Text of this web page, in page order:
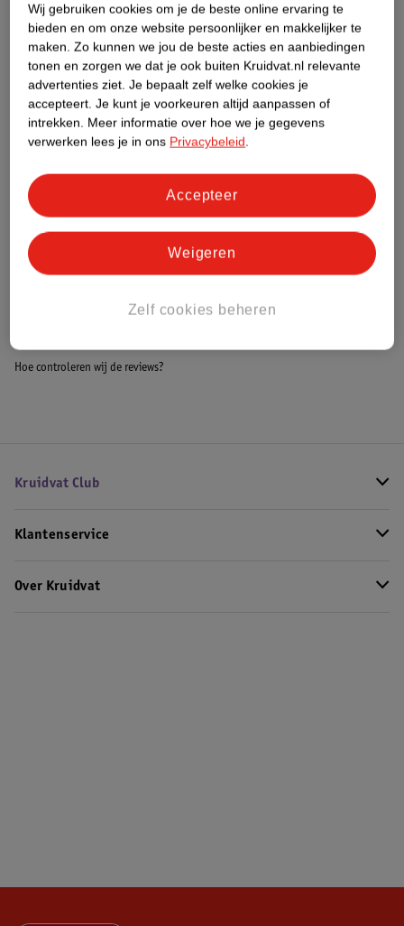
Etiketinformatie
Nature Impact Score
Dit product heeft (nog) geen Nature
Impact Score.
Meer informatie
Bestel & Bezorginformatie
Hoe controleren wij de reviews?
Kruidvat Club
Klantenservice
Over Kruidvat
Wij gebruiken cookies om je de beste online ervaring te
bieden en om onze website persoonlijker en makkelijker te
maken. Zo kunnen we jou de beste acties en aanbiedingen
tonen en zorgen we dat je ook buiten Kruidvat.nl relevante
advertenties ziet. Je bepaalt zelf welke cookies je
accepteert. Je kunt je voorkeuren altijd aanpassen of
intrekken. Meer informatie over hoe we je gegevens
verwerken lees je in ons Privacybeleid.
Zelf cookies beheren
Weigeren
Accepteer